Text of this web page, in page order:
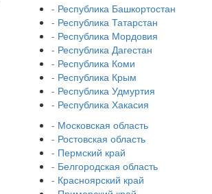
- Республика Башкортостан
- Республика Татарстан
- Республика Мордовия
- Республика Дагестан
- Республика Коми
- Республика Крым
- Республика Удмуртия
- Республика Хакасия
- Московская область
- Ростовская область
- Пермский край
- Белгородская область
- Красноярский край